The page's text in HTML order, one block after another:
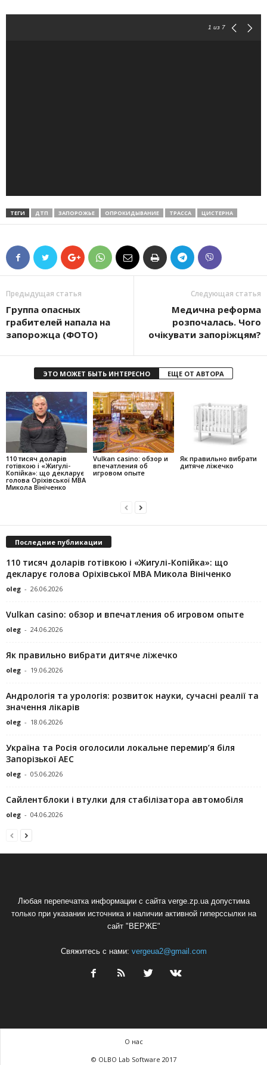
1 из 7
ТЕГИ ДТП ЗАПОРОЖЬЕ ОПРОКИДЫВАНИЕ ТРАССА ЦИСТЕРНА
Предыдущая статья
Группа опасных
грабителей напала на
запорожца (ФОТО)
Следующая статья
Медична реформа
розпочалась. Чого
очікувати запоріжцям?
ЭТО МОЖЕТ БЫТЬ ИНТЕРЕСНО ЕЩЕ ОТ АВТОРА
110 тисяч доларів
готівкою і «Жигулі-
Копійка»: що декларує
голова Оріхівської МВА
Микола Вініченко
Vulkan casino: обзор и
впечатления об
игровом опыте
Як правильно вибрати
дитяче ліжечко
Последние публикации
110 тисяч доларів готівкою і «Жигулі-Копійка»: що
декларує голова Оріхівської МВА Микола Вініченко
oleg - 26.06.2026
Vulkan casino: обзор и впечатления об игровом опыте
oleg - 24.06.2026
Як правильно вибрати дитяче ліжечко
oleg - 19.06.2026
Андрологія та урологія: розвиток науки, сучасні реалії та
значення лікарів
oleg - 18.06.2026
Україна та Росія оголосили локальне перемир’я біля
Запорізької АЕС
oleg - 05.06.2026
Сайлентблоки і втулки для стабілізатора автомобіля
oleg - 04.06.2026
Любая перепечатка информации с сайта verge.zp.ua допустима
только при указании источника и наличии активной гиперссылки на
сайт "ВЕРЖЕ"
Свяжитесь с нами: vergeua2@gmail.com
О нас
© OLBO Lab Software 2017